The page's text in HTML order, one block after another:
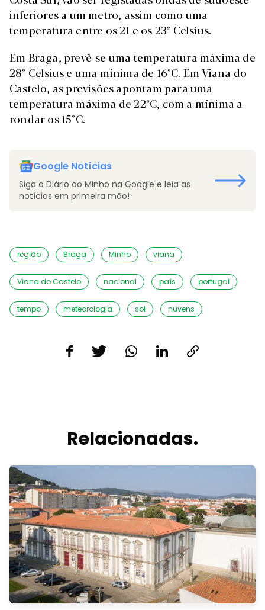
inferiores a um metro, assim como uma
temperatura entre os 21 e os 23º Celsius.
Em Braga, prevê-se uma temperatura máxima de
28º Celsius e uma mínima de 16ºC. Em Viana do
Castelo, as previsões apontam para uma
temperatura máxima de 22ºC, com a mínima a
rondar os 15ºC.
Google Notícias
Siga o Diário do Minho na Google e leia as
notícias em primeira mão!
região Braga Minho viana
Viana do Castelo nacional país portugal
tempo meteorologia sol nuvens
Relacionadas.